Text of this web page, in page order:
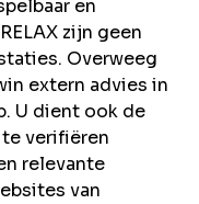
en
zijn geen
Overweeg
extern advies in
U dient ook de
verifiëren
relevante
van